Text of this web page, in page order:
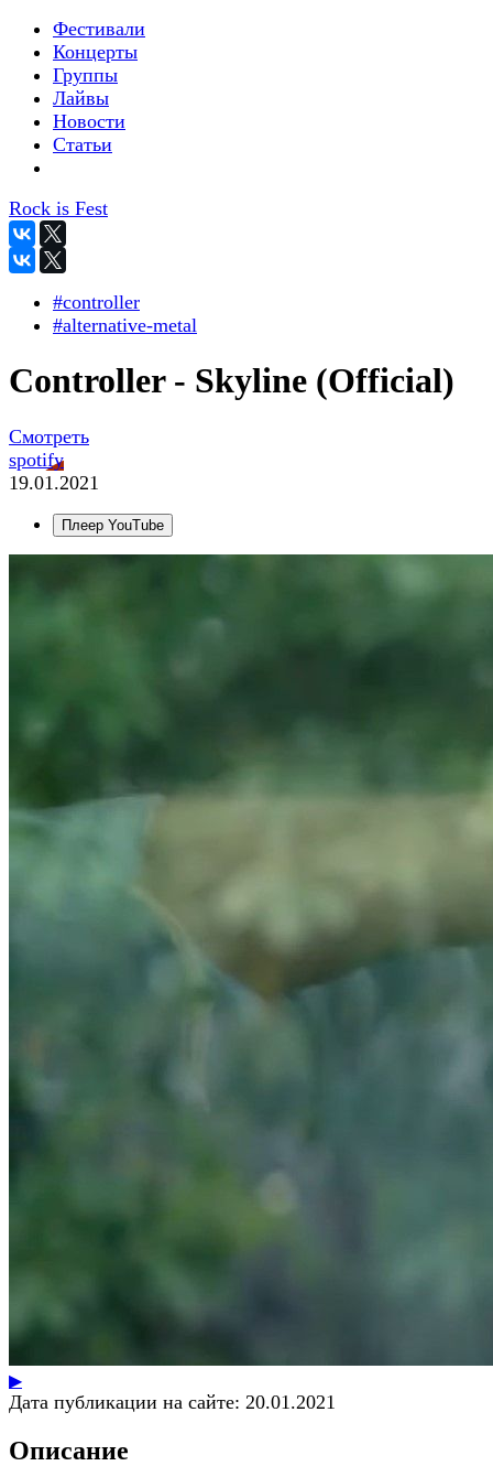
Фестивали
Концерты
Группы
Лайвы
Новости
Статьи
Rock is Fest
#controller
#alternative-metal
Controller - Skyline (Official)
Смотреть
spotify
19.01.2021
Плеер YouTube
▶
Дата публикации на сайте: 20.01.2021
Описание